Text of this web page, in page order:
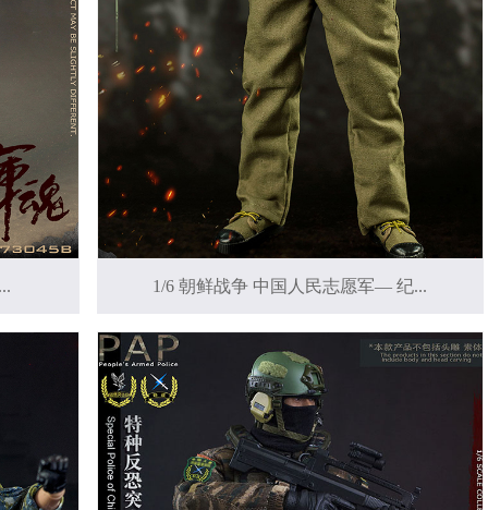
1/6 朝鲜战争 中国人民志愿军— 纪...